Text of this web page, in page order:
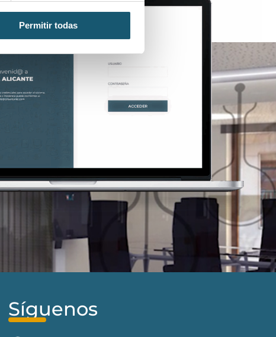
Permitir todas
Síguenos